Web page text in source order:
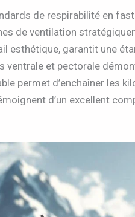
de respirabilité en
de ventilation
esthétique, garantit une
ventrale et pectorale
permet d’enchaîner les
d’un excellent